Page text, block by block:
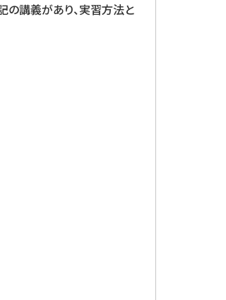
の講義があり、実習方法と